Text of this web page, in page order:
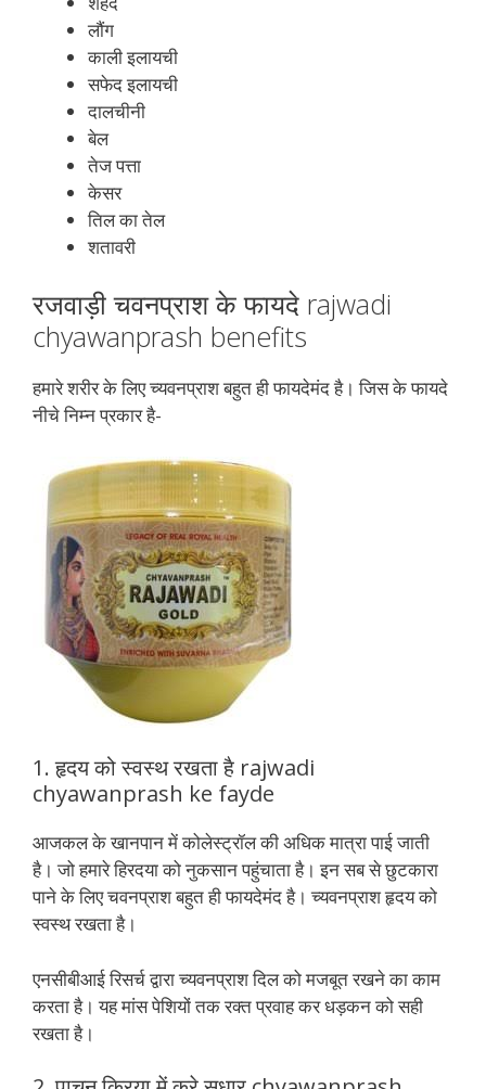
लौंग
काली इलायची
सफेद इलायची
दालचीनी
बेल
तेज पत्ता
केसर
तिल का तेल
शतावरी
रजवाड़ी चवनप्राश के फायदे rajwadi
chyawanprash benefits
हमारे शरीर के लिए च्यवनप्राश बहुत ही फायदेमंद है। जिस के फायदे
नीचे निम्न प्रकार है-
1. हृदय को स्वस्थ रखता है rajwadi
chyawanprash ke fayde
आजकल के खानपान में कोलेस्ट्रॉल की अधिक मात्रा पाई जाती
है। जो हमारे हिरदया को नुकसान पहुंचाता है। इन सब से छुटकारा
पाने के लिए चवनप्राश बहुत ही फायदेमंद है। च्यवनप्राश हृदय को
स्वस्थ रखता है।
एनसीबीआई रिसर्च द्वारा च्यवनप्राश दिल को मजबूत रखने का काम
करता है। यह मांस पेशियों तक रक्त प्रवाह कर धड़कन को सही
रखता है।